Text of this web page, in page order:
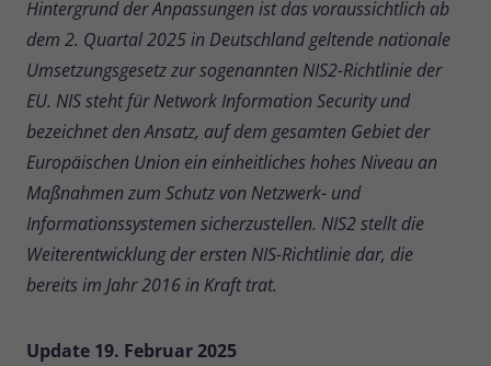
Hintergrund der Anpassungen ist das voraussichtlich ab
dem 2. Quartal 2025 in Deutschland geltende nationale
Umsetzungsgesetz zur sogenannten NIS2-Richtlinie der
EU. NIS steht für Network Information Security und
bezeichnet den Ansatz, auf dem gesamten Gebiet der
Europäischen Union ein einheitliches hohes Niveau an
Maßnahmen zum Schutz von Netzwerk- und
Informationssystemen sicherzustellen. NIS2 stellt die
Weiterentwicklung der ersten NIS-Richtlinie dar, die
bereits im Jahr 2016 in Kraft trat.
Update 19. Februar 2025